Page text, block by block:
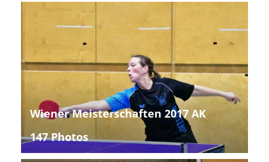
Wiener Meisterschaften 2017 AK
147 Photos